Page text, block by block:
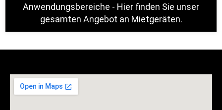
Anwendungsbereiche - Hier finden Sie unser
gesamten Angebot an Mietgeräten.